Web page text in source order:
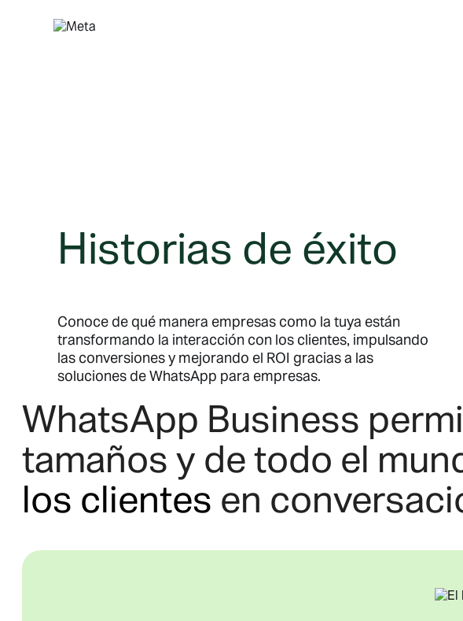
Historias de éxito
Conoce de qué manera empresas como la tuya están
transformando la interacción con los clientes, impulsando
las conversiones y mejorando el ROI gracias a las
soluciones de WhatsApp para empresas.
WhatsApp Business
tamaños y de todo el
los clientes en